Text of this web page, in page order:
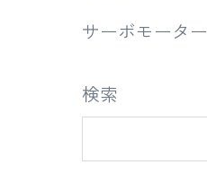
サーボモーター
検索